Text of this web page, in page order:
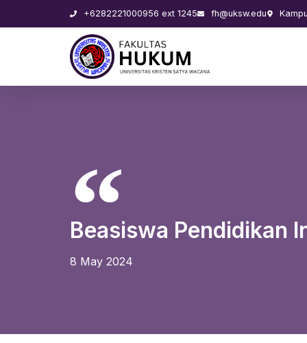
+6282221000956 ext 1245 fh@uksw.edu
Beasiswa Pendidikan
8 May 2024